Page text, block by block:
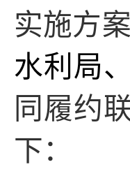
实施方
水利局、
同履约
下：